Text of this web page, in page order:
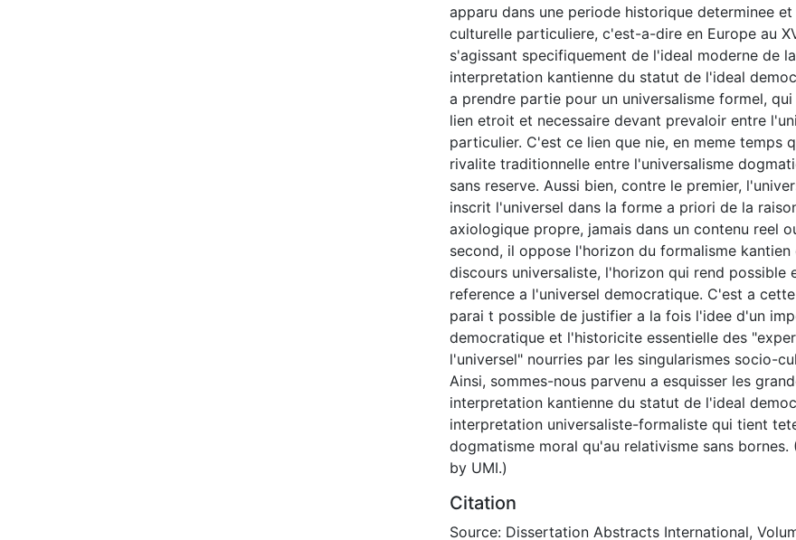
apparu dans une periode historique determinee et
culturelle particuliere, c'est-a-dire en Europe au
s'agissant specifiquement de l'ideal moderne de
interpretation kantienne du statut de l'ideal
a prendre partie pour un universalisme formel,
lien etroit et necessaire devant prevaloir entre
particulier. C'est ce lien que nie, en meme temps
rivalite traditionnelle entre l'universalisme
sans reserve. Aussi bien, contre le premier,
inscrit l'universel dans la forme a priori de la
axiologique propre, jamais dans un contenu reel
second, il oppose l'horizon du formalisme kantien
discours universaliste, l'horizon qui rend possible
reference a l'universel democratique. C'est a
parai t possible de justifier a la fois l'idee d'un
democratique et l'historicite essentielle des
l'universel" nourries par les singularismes socio-
Ainsi, sommes-nous parvenu a esquisser les
interpretation kantienne du statut de l'ideal
interpretation universaliste-formaliste qui tient
dogmatisme moral qu'au relativisme sans
by UMI.)
Citation
Source: Dissertation Abstracts International,